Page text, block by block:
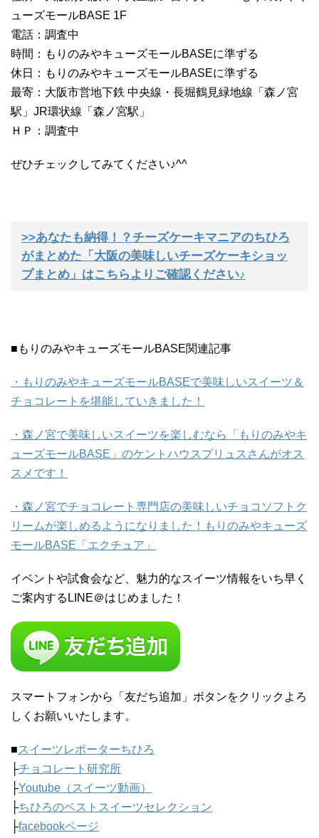
ューズモールBASE 1F
電話：調査中
時間：もりのみやキューズモールBASEに準ずる
休日：もりのみやキューズモールBASEに準ずる
最寄：大阪市営地下鉄 中央線・長堀鶴見緑地線「森ノ宮
駅」JR環状線「森ノ宮駅」
ＨＰ：調査中
ぜひチェックしてみてください♪^^
>>あなたも納得！？チーズケーキマニアのちひろ
がまとめた「大阪の美味しいチーズケーキショッ
プまとめ」はこちらよりご確認ください♪
■もりのみやキューズモールBASE関連記事
・もりのみやキューズモールBASEで美味しいスイーツ＆
チョコレートを堪能していきました！
・森ノ宮で美味しいスイーツを楽しむなら「もりのみやキ
ューズモールBASE」のケントハウスプリュスさんがオス
スメです！
・森ノ宮でチョコレート専門店の美味しいチョコソフトク
リームが楽しめるようになりました！もりのみやキューズ
モールBASE「エクチュア」
イベントや試食会など、魅力的なスイーツ情報をいち早く
ご案内するLINE＠はじめました！
スマートフォンから「友だち追加」ボタンをクリックよろ
しくお願いいたします。
■スイーツレポーターちひろ
├チョコレート研究所
├Youtube（スイーツ動画）
├ちひろのベストスイーツセレクション
├facebookページ